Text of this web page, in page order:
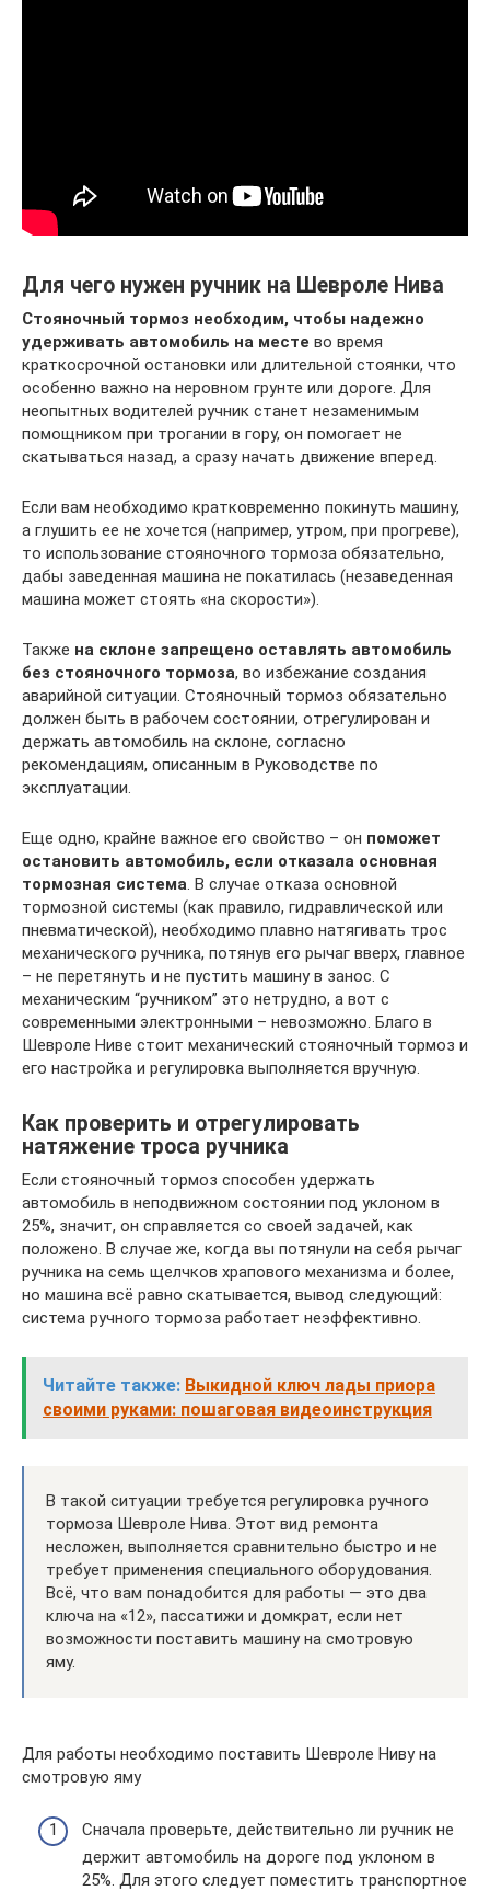
Для чего нужен ручник на Шевроле Нива
Стояночный тормоз необходим, чтобы надежно
удерживать автомобиль на месте во время
краткосрочной остановки или длительной стоянки, что
особенно важно на неровном грунте или дороге. Для
неопытных водителей ручник станет незаменимым
помощником при трогании в гору, он помогает не
скатываться назад, а сразу начать движение вперед.
Если вам необходимо кратковременно покинуть машину,
а глушить ее не хочется (например, утром, при прогреве),
то использование стояночного тормоза обязательно,
дабы заведенная машина не покатилась (незаведенная
машина может стоять «на скорости»).
Также на склоне запрещено оставлять автомобиль
без стояночного тормоза, во избежание создания
аварийной ситуации. Стояночный тормоз обязательно
должен быть в рабочем состоянии, отрегулирован и
держать автомобиль на склоне, согласно
рекомендациям, описанным в Руководстве по
эксплуатации.
Еще одно, крайне важное его свойство – он поможет
остановить автомобиль, если отказала основная
тормозная система . В случае отказа основной
тормозной системы (как правило, гидравлической или
пневматической), необходимо плавно натягивать трос
механического ручника, потянув его рычаг вверх, главное
– не перетянуть и не пустить машину в занос. С
механическим “ручником” это нетрудно, а вот с
современными электронными – невозможно. Благо в
Шевроле Ниве стоит механический стояночный тормоз и
его настройка и регулировка выполняется вручную.
Как проверить и отрегулировать
натяжение троса ручника
Если стояночный тормоз способен удержать
автомобиль в неподвижном состоянии под уклоном в
25%, значит, он справляется со своей задачей, как
положено. В случае же, когда вы потянули на себя рычаг
ручника на семь щелчков храпового механизма и более,
но машина всё равно скатывается, вывод следующий:
система ручного тормоза работает неэффективно.
Читайте также: Выкидной ключ лады приора
своими руками: пошаговая видеоинструкция
В такой ситуации требуется регулировка ручного
тормоза Шевроле Нива. Этот вид ремонта
несложен, выполняется сравнительно быстро и не
требует применения специального оборудования.
Всё, что вам понадобится для работы — это два
ключа на «12», пассатижи и домкрат, если нет
возможности поставить машину на смотровую
яму.
Для работы необходимо поставить Шевроле Ниву на
смотровую яму
Сначала проверьте, действительно ли ручник не
держит автомобиль на дороге под уклоном в
25%. Для этого следует поместить транспортное